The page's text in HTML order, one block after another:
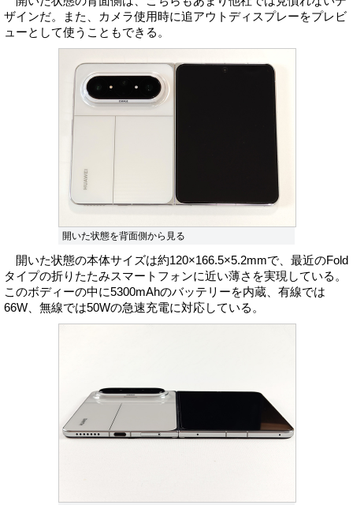
ザインだ。また、カメラ使用時に追アウトディスプレーをプレビ
ューとして使うこともできる。
開いた状態を背面側から見る
開いた状態の本体サイズは約120×166.5×5.2mmで、最近のFold
タイプの折りたたみスマートフォンに近い薄さを実現している。
このボディーの中に5300mAhのバッテリーを内蔵、有線では
66W、無線では50Wの急速充電に対応している。